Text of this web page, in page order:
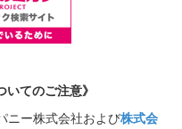
いてのご注意》
ニー株式会社および株式会